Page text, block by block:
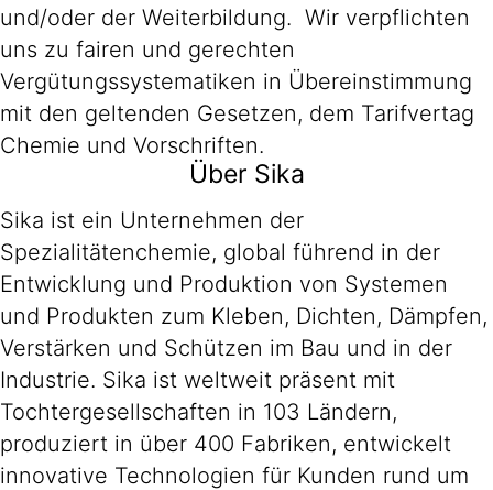
und/oder der Weiterbildung. Wir verpflichten
uns zu fairen und gerechten
Vergütungssystematiken in Übereinstimmung
mit den geltenden Gesetzen, dem Tarifvertag
Chemie und Vorschriften.
Über Sika
Sika ist ein Unternehmen der
Spezialitätenchemie, global führend in der
Entwicklung und Produktion von Systemen
und Produkten zum Kleben, Dichten, Dämpfen,
Verstärken und Schützen im Bau und in der
Industrie. Sika ist weltweit präsent mit
Tochtergesellschaften in 103 Ländern,
produziert in über 400 Fabriken, entwickelt
innovative Technologien für Kunden rund um